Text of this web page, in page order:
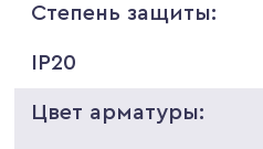
Степень защиты:
IP20
Цвет арматуры: